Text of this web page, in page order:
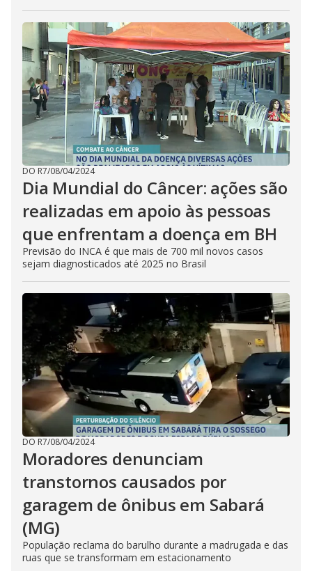
DO R7/08/04/2024
Dia Mundial do Câncer: ações são
realizadas em apoio às pessoas
que enfrentam a doença em BH
Previsão do INCA é que mais de 700 mil novos casos
sejam diagnosticados até 2025 no Brasil
DO R7/08/04/2024
Moradores denunciam
transtornos causados por
garagem de ônibus em Sabará
(MG)
População reclama do barulho durante a madrugada e das
ruas que se transformam em estacionamento